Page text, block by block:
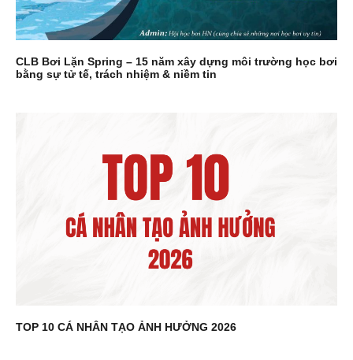
CLB Bơi Lặn Spring – 15 năm xây dựng môi trường học bơi
bằng sự tử tế, trách nhiệm & niềm tin
TOP 10 CÁ NHÂN TẠO ẢNH HƯỞNG 2026